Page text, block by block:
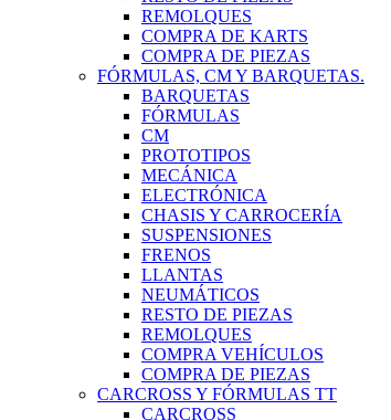
REMOLQUES
COMPRA DE KARTS
COMPRA DE PIEZAS
FÓRMULAS, CM Y BARQUETAS.
BARQUETAS
FÓRMULAS
CM
PROTOTIPOS
MECÁNICA
ELECTRÓNICA
CHASIS Y CARROCERÍA
SUSPENSIONES
FRENOS
LLANTAS
NEUMÁTICOS
RESTO DE PIEZAS
REMOLQUES
COMPRA VEHÍCULOS
COMPRA DE PIEZAS
CARCROSS Y FÓRMULAS TT
CARCROSS